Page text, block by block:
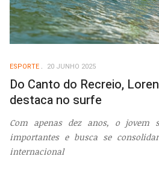
ESPORTE 20 JUNHO 2025
Do Canto do Recreio,
destaca no surfe
Com apenas dez anos, o jovem
importantes e busca se
internacional